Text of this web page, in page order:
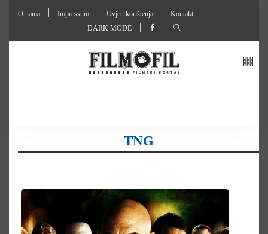
O nama Impressum Uvjeti korištenja
Kontakt
DARK MODE
TNG